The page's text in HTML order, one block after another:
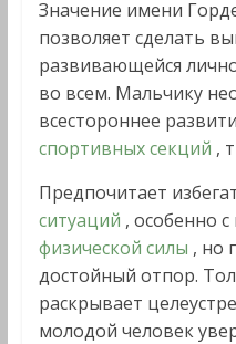
Значение имени
позволяет сделать
развивающейся
во всем. Мальчику
всестороннее
спортивных секций ,
Предпочитает
ситуаций , особенно
физической силы , но
достойный отпор.
раскрывает
молодой человек